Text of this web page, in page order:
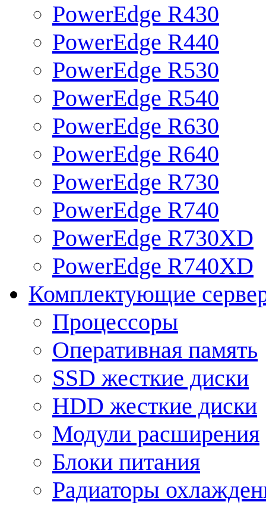
PowerEdge R430
PowerEdge R440
PowerEdge R530
PowerEdge R540
PowerEdge R630
PowerEdge R640
PowerEdge R730
PowerEdge R740
PowerEdge R730XD
PowerEdge R740XD
Комплектующие
Процессоры
Оперативная память
SSD жесткие диски
HDD жесткие диски
Модули расширения
Блоки питания
Радиаторы